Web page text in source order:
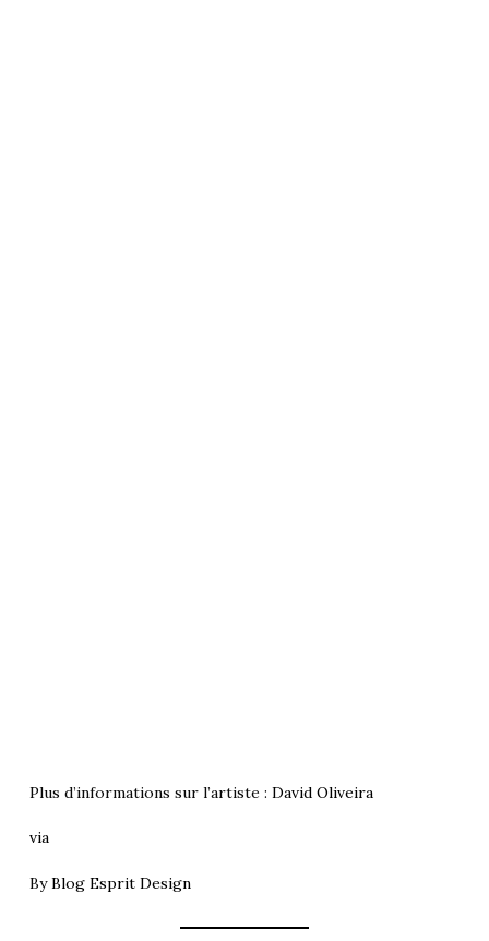
Plus d’informations sur l’artiste : David Oliveira
via
ByBlog Esprit Design